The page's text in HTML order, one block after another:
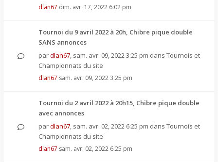
dlan67 dim. avr. 17, 2022 6:02 pm
Tournoi du 9 avril 2022 à 20h, Chibre pique double
SANS annonces
pardlan67, sam. avr. 09, 2022 3:25 pm dans Tournois et
Championnats du site
dlan67 sam. avr. 09, 2022 3:25 pm
Tournoi du 2 avril 2022 à 20h15, Chibre pique double
avec annonces
pardlan67, sam. avr. 02, 2022 6:25 pm dans Tournois et
Championnats du site
dlan67 sam. avr. 02, 2022 6:25 pm